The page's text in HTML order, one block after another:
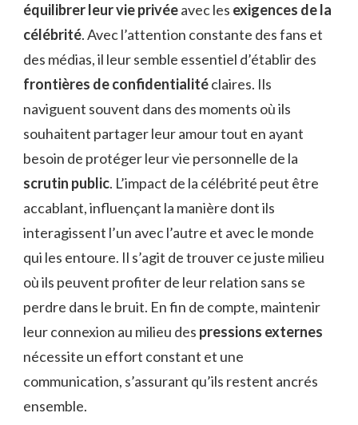
équilibrer leur vie privéeavec les exigences de la
célébrité. Avec l’attention constante des fans et
des médias, il leur semble essentiel d’établir des
frontières de confidentialitéclaires. Ils
naviguent souvent dans des moments où ils
souhaitent partager leur amour tout en ayant
besoin de protéger leur vie personnelle de la
scrutin public. L’impact de la célébrité peut être
accablant, influençant la manière dont ils
interagissent l’un avec l’autre et avec le monde
qui les entoure. Il s’agit de trouver ce juste milieu
où ils peuvent profiter de leur relation sans se
perdre dans le bruit. En fin de compte, maintenir
leur connexion au milieu des pressions externes
nécessite un effort constant et une
communication, s’assurant qu’ils restent ancrés
ensemble.